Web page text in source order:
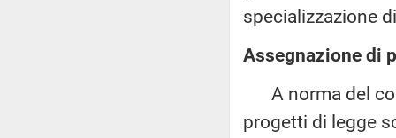
specializzazione
Assegnazione di
A norma del
progetti di legge